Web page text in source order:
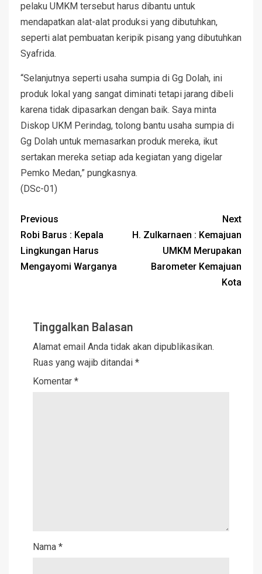
pelaku UMKM tersebut harus dibantu untuk
mendapatkan alat-alat produksi yang dibutuhkan,
seperti alat pembuatan keripik pisang yang dibutuhkan
Syafrida.
“Selanjutnya seperti usaha sumpia di Gg Dolah, ini
produk lokal yang sangat diminati tetapi jarang dibeli
karena tidak dipasarkan dengan baik. Saya minta
Diskop UKM Perindag, tolong bantu usaha sumpia di
Gg Dolah untuk memasarkan produk mereka, ikut
sertakan mereka setiap ada kegiatan yang digelar
Pemko Medan,” pungkasnya.
(DSc-01)
Previous
Robi Barus : Kepala
Lingkungan Harus
Mengayomi Warganya
Next
H. Zulkarnaen : Kemajuan
UMKM Merupakan
Barometer Kemajuan
Kota
Tinggalkan Balasan
Alamat email Anda tidak akan dipublikasikan.
Ruas yang wajib ditandai *
Komentar *
Nama *